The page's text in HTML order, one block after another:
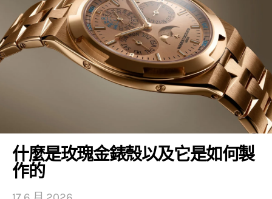
什麼是玫瑰金錶殼以及它是如何製
作的